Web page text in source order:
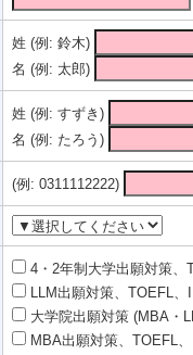
姓 (例: 鈴木)
名 (例: 太郎)
姓 (例: すずき)
名 (例: たろう)
(例: 0311112222)
4・2年制大学出願対策、
LLM出願対策、TOEFL、
大学院出願対策 (MBA・
MBA出願対策、TOEFL